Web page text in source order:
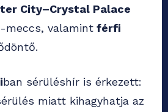
City–Crystal Palace
-meccs, valamint férfi
ban sérüléshír is érkezett:
miatt kihagyhatja az